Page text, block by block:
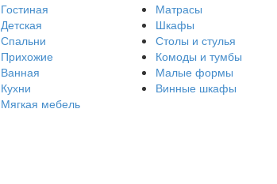
Гостиная
Детская
Спальни
Прихожие
Ванная
Кухни
Мягкая мебель
Матрасы
Шкафы
Столы и стулья
Комоды и тумбы
Малые формы
Винные шкафы